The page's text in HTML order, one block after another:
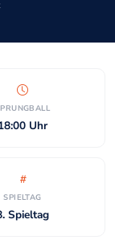
Uhr
SPIELTAG
Spieltag